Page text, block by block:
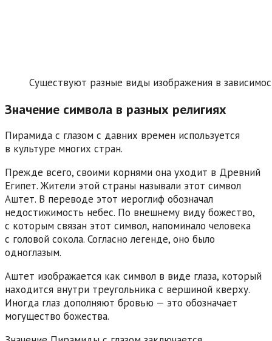
Существуют разные виды изображения в
Значение символа в разных религиях
Пирамида с глазом с давних времен используется
в культуре многих стран.
Прежде всего, своими корнями она уходит в Древний
Египет. Жители этой страны называли этот символ
Аштет. В переводе этот иероглиф обозначал
недостижимость небес. По внешнему виду божество,
с которым связан этот символ, напоминало человека
с головой сокола. Согласно легенде, оно было
одноглазым.
Аштет изображается как символ в виде глаза, который
находится внутри треугольника с вершиной кверху.
Иногда глаз дополняют бровью — это обозначает
могущество божества.